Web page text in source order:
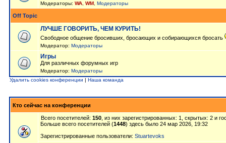
Модераторы: WA WM Модераторы
Off Topic
ЛУЧШЕ ГОВОРИТЬ, ЧЕМ КУРИТЬ!
Свободное общение бросивших, бросающих и собирающихся бросать
Модератор: Модераторы
Игры
Для различных форумных игр
Модератор: Модераторы
Удалить cookies конференции | Наша команда
Кто сейчас на конференции
Всего посетителей: 150 , из них зарегистрированных: 1, скрытых: 2 и
Больше всего посетителей (1448) здесь было 24 мар 2026, 19:32
Зарегистрированные пользователи: Stuartevoks